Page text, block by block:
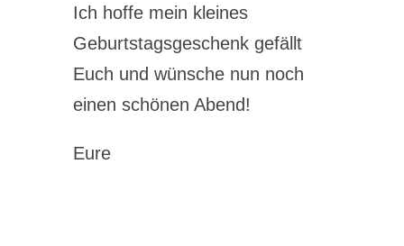
Ich hoffe mein kleines
Geburtstagsgeschenk gefällt
Euch und wünsche nun noch
einen schönen Abend!
Eure